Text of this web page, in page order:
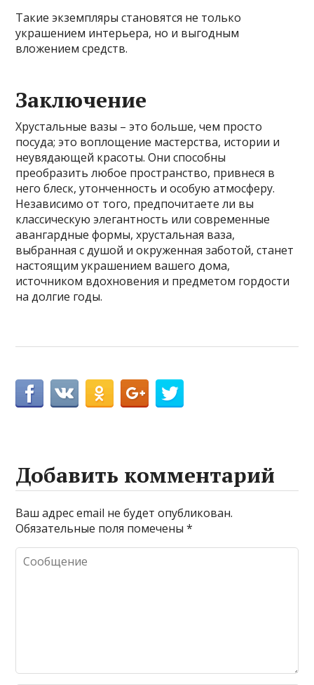
Такие экземпляры становятся не только
украшением интерьера, но и выгодным
вложением средств.
Заключение
Хрустальные вазы – это больше, чем просто
посуда; это воплощение мастерства, истории и
неувядающей красоты. Они способны
преобразить любое пространство, привнеся в
него блеск, утонченность и особую атмосферу.
Независимо от того, предпочитаете ли вы
классическую элегантность или современные
авангардные формы, хрустальная ваза,
выбранная с душой и окруженная заботой, станет
настоящим украшением вашего дома,
источником вдохновения и предметом гордости
на долгие годы.
Добавить комментарий
Ваш адрес email не будет опубликован.
Обязательные поля помечены*